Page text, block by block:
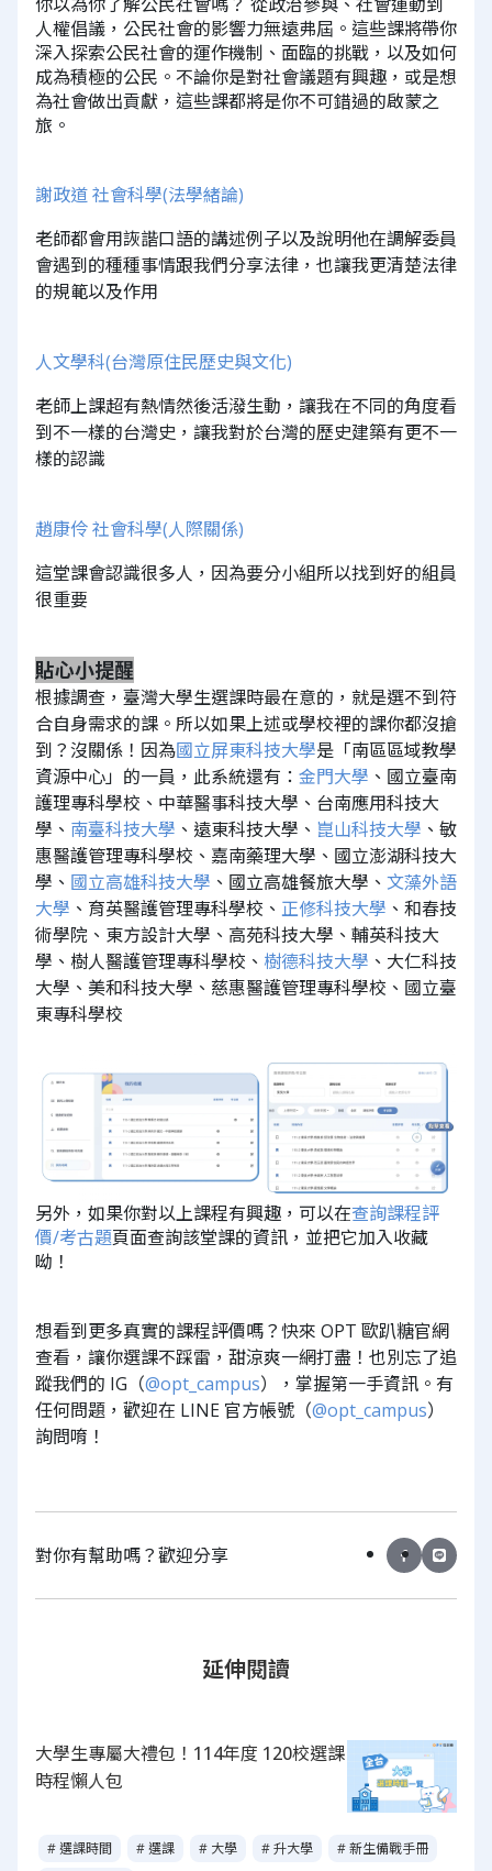
人權倡議，公民社會的影響力無遠弗屆。這些課將帶你
深入探索公民社會的運作機制、面臨的挑戰，以及如何
成為積極的公民。不論你是對社會議題有興趣，或是想
為社會做出貢獻，這些課都將是你不可錯過的啟蒙之
旅。
謝政道 社會科學(法學緒論)
老師都會用詼諧口語的講述例子以及說明他在調解委員
會遇到的種種事情跟我們分享法律，也讓我更清楚法律
的規範以及作用
人文學科(台灣原住民歷史與文化)
老師上課超有熱情然後活潑生動，讓我在不同的角度看
到不一樣的台灣史，讓我對於台灣的歷史建築有更不一
樣的認識
趙康伶 社會科學(人際關係)
這堂課會認識很多人，因為要分小組所以找到好的組員
很重要
貼心小提醒
根據調查，臺灣大學生選課時最在意的，就是選不到符
合自身需求的課。所以如果上述或學校裡的課你都沒搶
到？沒關係！因為國立屏東科技大學是「南區區域教學
資源中心」的一員，此系統還有： 金門大學 、國立臺南
護理專科學校、中華醫事科技大學、台南應用科技大
學、 南臺科技大學 、遠東科技大學、 崑山科技大學 、敏
惠醫護管理專科學校、嘉南藥理大學、國立澎湖科技大
學、 國立高雄科技大學 、國立高雄餐旅大學、 文藻外語
大學 、育英醫護管理專科學校、 正修科技大學 、和春技
術學院、東方設計大學、高苑科技大學、輔英科技大
學、樹人醫護管理專科學校、 樹德科技大學 、大仁科技
大學、美和科技大學、慈惠醫護管理專科學校、國立臺
東專科學校
另外，如果你對以上課程有興趣，可以在查詢課程評
價/考古題頁面查詢該堂課的資訊，並把它加入收藏
呦！
想看到更多真實的課程評價嗎？快來 OPT 歐趴糖官網
查看，讓你選課不踩雷，甜涼爽一網打盡！也別忘了追
蹤我們的 IG（@opt_campus），掌握第一手資訊。有
任何問題，歡迎在 LINE 官方帳號（@opt_campus）
詢問唷！
對你有幫助嗎？歡迎分享
延伸閱讀
大學生專屬大禮包！114年度 120校選課
時程懶人包
# 選課時間 # 選課 # 大學 # 升大學
# 新生備戰手冊